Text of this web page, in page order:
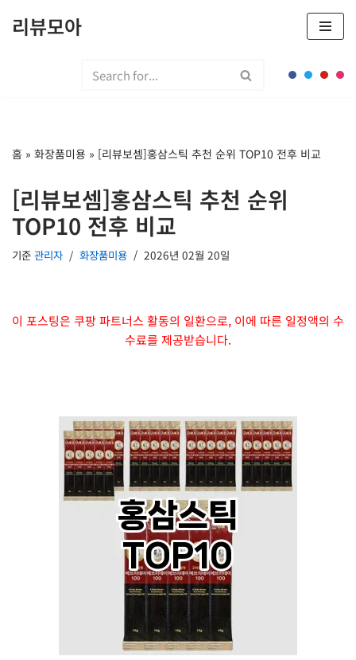
뛰
리뷰모아
홈 » 화장품미용 » [리뷰보셈]홍삼스틱 추천 순위 TOP10 전후 비교
[리뷰보셈]홍삼스틱 추천 순위
TOP10 전후 비교
기준 관리자 화장품미용 2026년 02월 20일
이 포스팅은 쿠팡 파트너스 활동의 일환으로, 이에 따른 일정액의 수
수료를 제공받습니다.